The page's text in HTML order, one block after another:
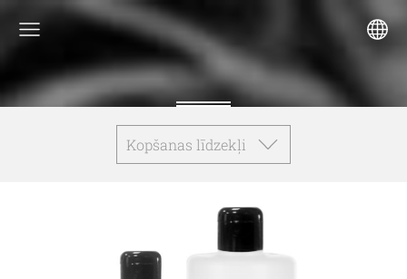
Kopšanas līdzekļi